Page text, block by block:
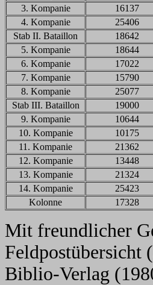
3. Kompanie
16137
4. Kompanie
25406
Stab II. Bataillon
18642
5. Kompanie
18644
6. Kompanie
17022
7. Kompanie
15790
8. Kompanie
25077
Stab III. Bataillon
19000
9. Kompanie
10644
10. Kompanie
10175
11. Kompanie
21362
12. Kompanie
13448
13. Kompanie
21324
14. Kompanie
25423
Kolonne
17328
Mit freundlicher
Feldpostübersicht
Biblio-Verlag